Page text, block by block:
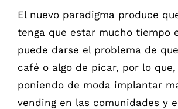
El nuevo paradigma produce
tenga que estar mucho tiempo
puede darse el problema de
café o algo de picar, por lo
poniendo de moda implantar
vending en las comunidades y